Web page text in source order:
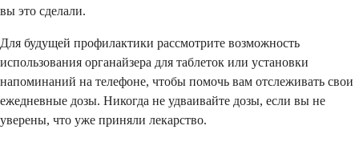
вы это сделали.
Для будущей профилактики рассмотрите возможность
использования органайзера для таблеток или установки
напоминаний на телефоне, чтобы помочь вам отслеживать свои
ежедневные дозы. Никогда не удваивайте дозы, если вы не
уверены, что уже приняли лекарство.